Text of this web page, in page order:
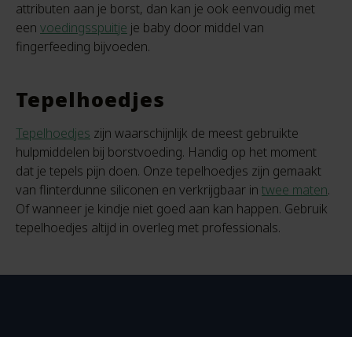
attributen aan je borst, dan kan je ook eenvoudig met
een voedingsspuitje je baby door middel van
fingerfeeding bijvoeden.
Tepelhoedjes
Tepelhoedjes zijn waarschijnlijk de meest gebruikte
hulpmiddelen bij borstvoeding. Handig op het moment
dat je tepels pijn doen. Onze tepelhoedjes zijn gemaakt
van flinterdunne siliconen en verkrijgbaar in twee maten.
Of wanneer je kindje niet goed aan kan happen. Gebruik
tepelhoedjes altijd in overleg met professionals.